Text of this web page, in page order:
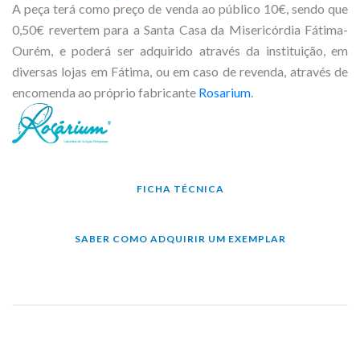
A peça terá como preço de venda ao público 10€, sendo que
0,50€ revertem para a Santa Casa da Misericórdia Fátima-
Ourém, e poderá ser adquirido através da instituição, em
diversas lojas em Fátima, ou em caso de revenda, através de
encomenda ao próprio fabricante Rosarium.
FICHA TÉCNICA
SABER COMO ADQUIRIR UM EXEMPLAR